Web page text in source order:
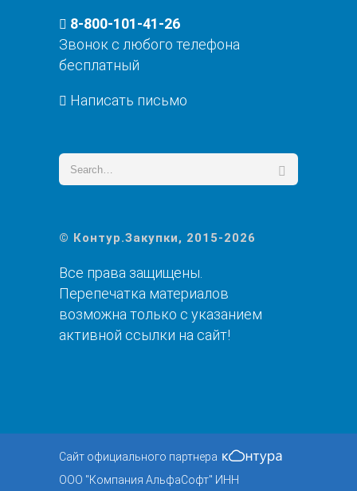
8-800-101-41-26
Звонок с любого телефона
бесплатный
Написать письмо
© Контур.Закупки, 2015-2026
Все права защищены.
Перепечатка материалов
возможна только с указанием
активной ссылки на сайт!
Сайт официального партнера
ООО "Компания АльфаСофт" ИНН